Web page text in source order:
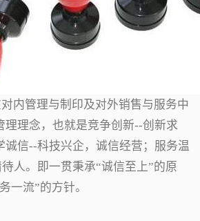
内管理与制印及对外销售与服务中
理理念，也就是竞争创新--创新求
诚信--科技兴企，诚信经营；服务温
人。即一贯秉承“诚信至上”的原
一流”的方针。